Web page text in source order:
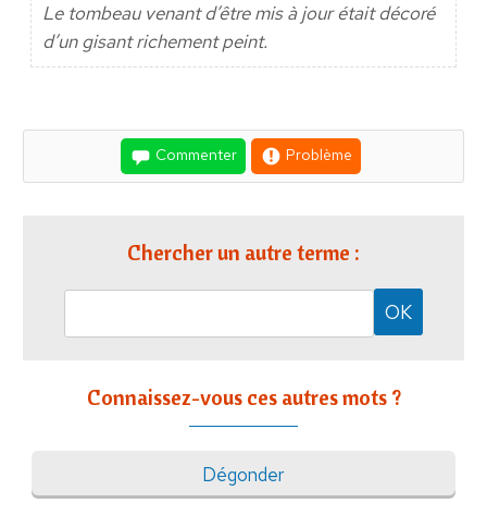
Le tombeau venant d’être mis à jour était décoré
d’un gisant richement peint.
Commenter Problème
Chercher un autre terme :
Connaissez-vous ces autres mots ?
Dégonder